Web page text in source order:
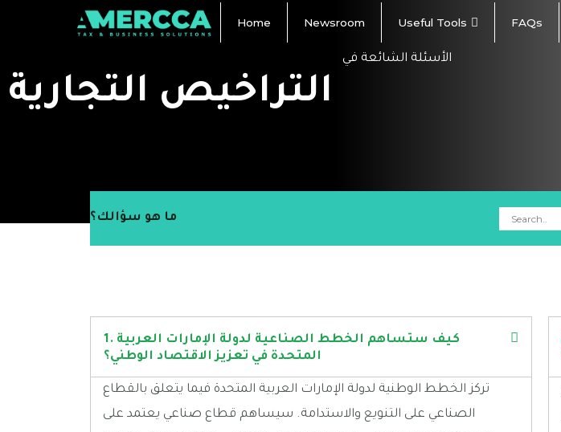
Home Newsroom Useful Tools FAQs
الأسئلة الشائعة في
التراخيص التجارية
ما هو سؤالك؟
1. كيف ستساهم الخطط الصناعية لدولة الإمارات العربية
المتحدة في تعزيز الاقتصاد الوطني؟
تركز الخطط الوطنية لدولة الإمارات العربية المتحدة فيما يتعلق بالقطاع
الصناعي على التنويع والاستدامة. سيساهم قطاع صناعي يعتمد على